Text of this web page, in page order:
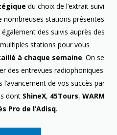
du choix de l’extrait suivi
nombreuses stations présentes
des suivis auprès des
stations pour vous
à chaque semaine. On se
des entrevues radiophoniques
de vos succès par
dont ShineX, 45Tours, WARM
Pro de l’Adisq.